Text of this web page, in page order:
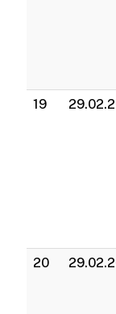
19
20